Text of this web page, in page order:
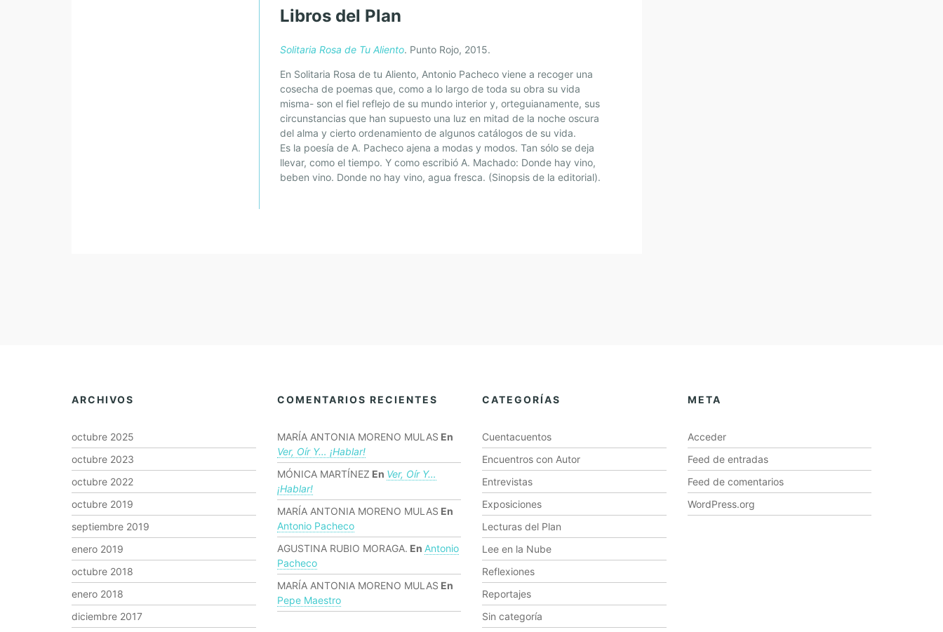
Libros del Plan
Solitaria Rosa de Tu Aliento. Punto Rojo, 2015.
En Solitaria Rosa de tu Aliento, Antonio Pacheco viene a recoger una
cosecha de poemas que, como a lo largo de toda su obra su vida
misma- son el fiel reflejo de su mundo interior y, orteguianamente, sus
circunstancias que han supuesto una luz en mitad de la noche oscura
del alma y cierto ordenamiento de algunos catálogos de su vida.
Es la poesía de A. Pacheco ajena a modas y modos. Tan sólo se deja
llevar, como el tiempo. Y como escribió A. Machado: Donde hay vino,
beben vino. Donde no hay vino, agua fresca. (Sinopsis de la editorial).
ARCHIVOS
octubre 2025
octubre 2023
octubre 2022
octubre 2019
septiembre 2019
enero 2019
octubre 2018
enero 2018
diciembre 2017
COMENTARIOS RECIENTES
MARÍA ANTONIA MORENO MULAS En
Ver, Oír Y… ¡hablar!
MÓNICA MARTÍNEZ En Ver, Oír Y…
¡hablar!
MARÍA ANTONIA MORENO MULAS En
Antonio Pacheco
AGUSTINA RUBIO MORAGA. En Antonio
Pacheco
MARÍA ANTONIA MORENO MULAS En
Pepe Maestro
CATEGORÍAS
Cuentacuentos
Encuentros con Autor
Entrevistas
Exposiciones
Lecturas del Plan
Lee en la Nube
Reflexiones
Reportajes
Sin categoría
META
Acceder
Feed de entradas
Feed de comentarios
WordPress.org